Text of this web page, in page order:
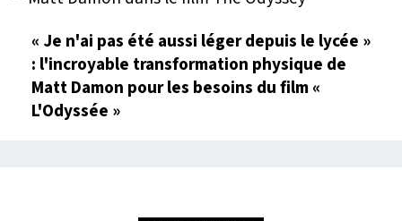
« Je n'ai pas été aussi léger depuis le lycée »
: l'incroyable transformation physique de
Matt Damon pour les besoins du film «
L'Odyssée »